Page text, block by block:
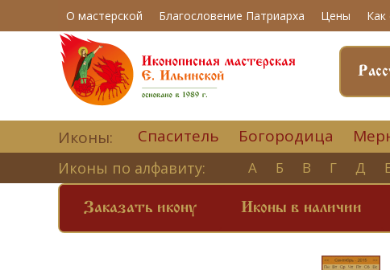
О мастерской Благословение Патриарха Цены Как
Иконы: Спаситель Богородица
Иконы по алфавиту: А Б В Г Д
Заказать икону Иконы в наличии